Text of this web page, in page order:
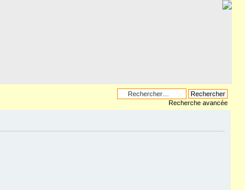
Recherche avancée